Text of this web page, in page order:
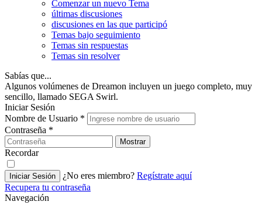
Comenzar un nuevo Tema
últimas discusiones
discusiones en las que participó
Temas bajo seguimiento
Temas sin respuestas
Temas sin resolver
Sabías que...
Algunos volúmenes de Dreamon incluyen un juego completo, muy
sencillo, llamado SEGA Swirl.
Iniciar Sesión
Nombre de Usuario *
Contraseña *
Mostrar
Recordar
Iniciar Sesión ¿No eres miembro? Regístrate aquí
Recupera tu contraseña
Navegación